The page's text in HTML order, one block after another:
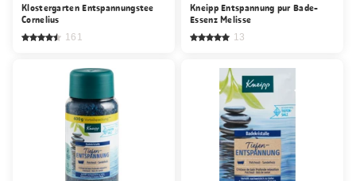
Klostergarten Entspannungstee
Cornelius
161
Kneipp Entspannung pur Bade-
Essenz Melisse
13